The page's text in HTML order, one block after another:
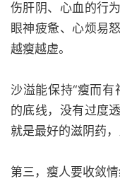
伤肝阴、心血的行
眼神疲惫、心烦易
越瘦越虚。
沙溢能保持“瘦而
的底线，没有过度
就是最好的滋阴药
第三，瘦人要收敛